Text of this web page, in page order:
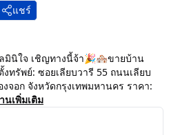
แชร์
มินิใจ เชิญทางนี้จ้า🎉🏘️ขายบ้าน
ทรัพย์: ซอยเลียบวารี 55 ถนนเลียบ
จอก จังหวัดกรุงเทพมหานคร ราคา:
นเพิ่มเติม